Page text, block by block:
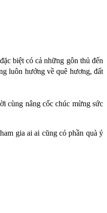
biệt có cả những gôn thủ đến
luôn hướng về quê hương, đất
cùng nâng cốc chúc mừng sức
gia ai ai cũng có phần quà ý